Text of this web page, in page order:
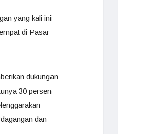
yang kali ini
di Pasar
dukungan
30 persen
dan